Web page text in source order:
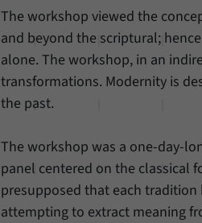
The workshop viewed the
and beyond the scriptural;
alone. The workshop, in an
transformations. Modernity is
the past.
The workshop was a one-day-
panel centered on the classical
presupposed that each
attempting to extract meaning